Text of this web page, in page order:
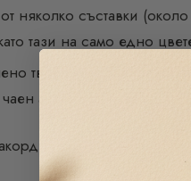
няколко съставки
тази на само едно
творение, базирано на
акорд, съчетаващ